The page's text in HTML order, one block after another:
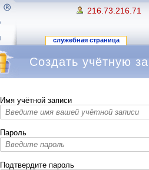
216.73.216.71
служебная страница
Создать учётную
Имя учётной записи
Пароль
Подтвердите пароль